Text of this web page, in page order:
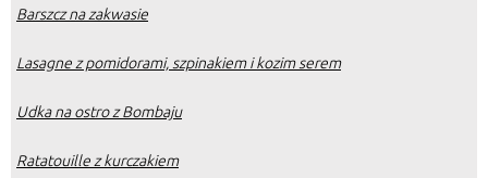
Barszcz na zakwasie
Lasagne z pomidorami, szpinakiem i kozim serem
Udka na ostro z Bombaju
Ratatouille z kurczakiem